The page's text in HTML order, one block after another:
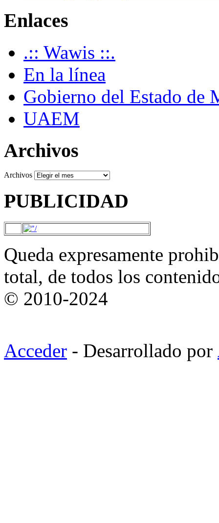
Enlaces
.:: Wawis ::.
En la línea
Gobierno del Estado de
UAEM
Archivos
Archivos
PUBLICIDAD
Queda expresamente
total, de todos los
© 2010-2024
Acceder - Desarrollado por